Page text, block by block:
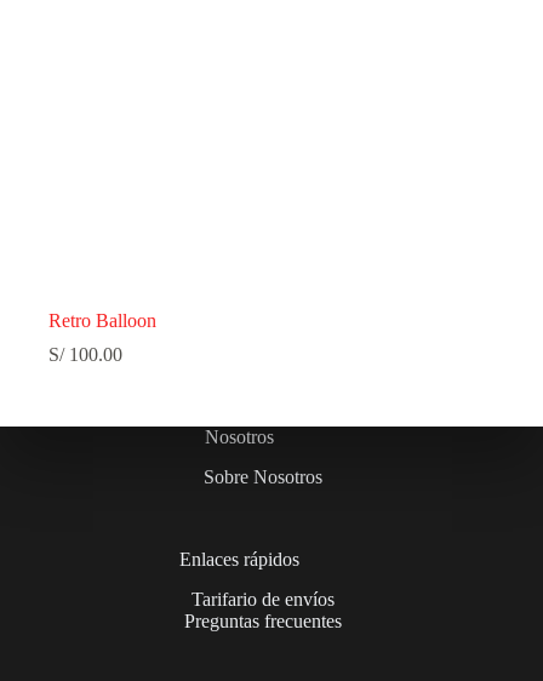
Retro Balloon
S/100.00
Nosotros
Sobre Nosotros
Enlaces rápidos
Tarifario de envíos
Preguntas frecuentes